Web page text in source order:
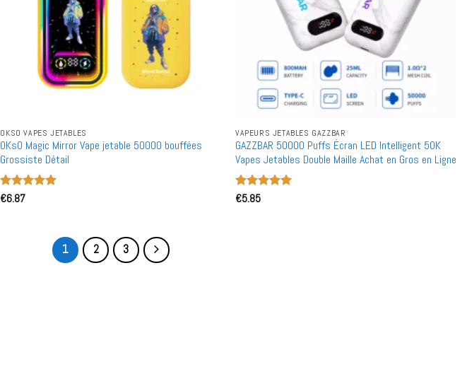
OKSO VAPES JETABLES
OKsO Magic Mirror Vape jetable 50000 bouffées
Grossiste Détail
Note
€6.87
VAPEURS JETABLES GAZZBAR
GAZZBAR 50000 Puffs Écran LED Intelligent 50K
Vapes Jetables Double Maille Achat en Gros en Ligne
Note
€5.85
1 2 3